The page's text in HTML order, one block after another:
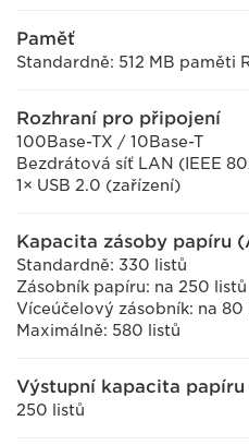
Paměť
Standardně: 512 MB paměti
Rozhraní pro připojení
100Base-TX / 10Base-T
Bezdrátová síť LAN (IEEE
1× USB 2.0 (zařízení)
Kapacita zásoby papíru
Standardně: 330 listů
Zásobník papíru: na 250 listů
Víceúčelový zásobník: na 80
Maximálně: 580 listů
Výstupní kapacita
250 listů